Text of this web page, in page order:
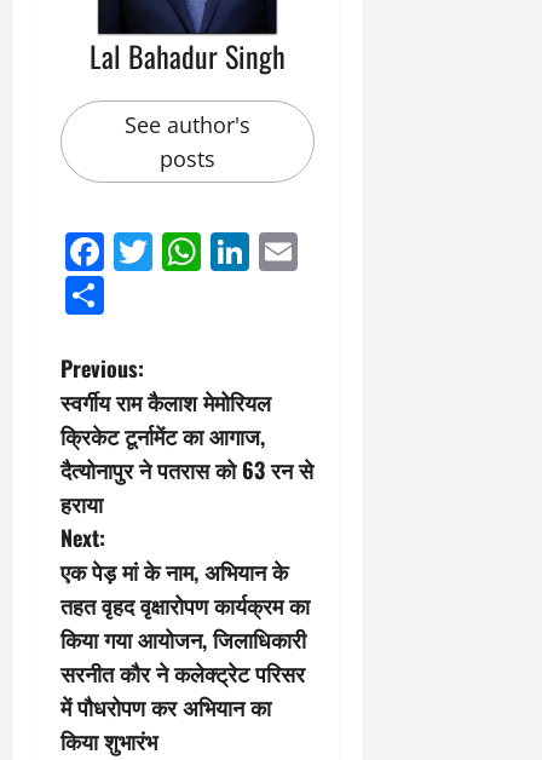
Lal Bahadur Singh
See author's
posts
Facebook
Twitter
WhatsApp
LinkedIn
P
o
s
t
n
a
v
i
Previous:
स्वर्गीय राम कैलाश मेमोरियल
क्रिकेट टूर्नामेंट का आगाज,
दैत्योनापुर ने पतरास को 63 रन से
हराया
Next:
एक पेड़ मां के नाम, अभियान के
तहत वृहद वृक्षारोपण कार्यक्रम का
किया गया आयोजन, जिलाधिकारी
सरनीत कौर ने कलेक्ट्रेट परिसर
में पौधरोपण कर अभियान का
किया शुभारंभ